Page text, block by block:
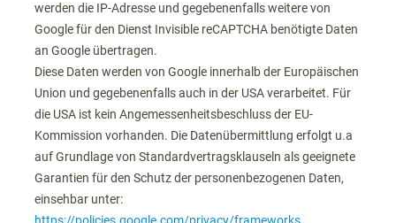
werden die IP-Adresse und gegebenenfalls weitere von
Google für den Dienst Invisible reCAPTCHA benötigte Daten
an Google übertragen.
Diese Daten werden von Google innerhalb der Europäischen
Union und gegebenenfalls auch in der USA verarbeitet. Für
die USA ist kein Angemessenheitsbeschluss der EU-
Kommission vorhanden. Die Datenübermittlung erfolgt u.a
auf Grundlage von Standardvertragsklauseln als geeignete
Garantien für den Schutz der personenbezogenen Daten,
einsehbar unter: